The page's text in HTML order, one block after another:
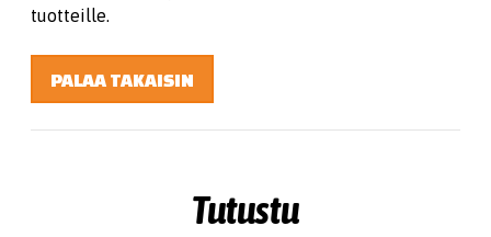
tuotteille.
PALAA TAKAISIN
Tutustu